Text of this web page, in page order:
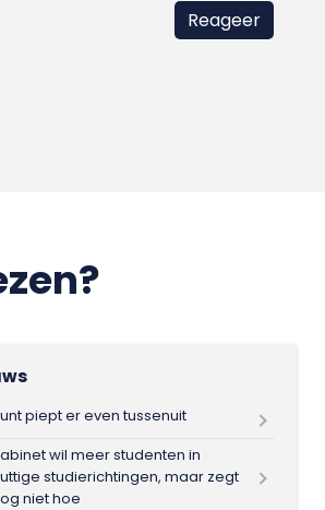
piept er even tussenuit
wil meer studenten in
studierichtingen, maar zegt
niet hoe